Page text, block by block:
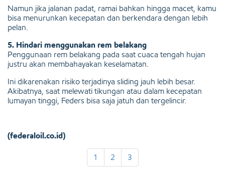
Namun jika jalanan padat, ramai bahkan hingga macet, kamu
bisa menurunkan kecepatan dan berkendara dengan lebih
pelan.
5. Hindari menggunakan rem belakang
Penggunaan rem belakang pada saat cuaca tengah hujan
justru akan membahayakan keselamatan.
Ini dikarenakan risiko terjadinya sliding jauh lebih besar.
Akibatnya, saat melewati tikungan atau dalam kecepatan
lumayan tinggi, Feders bisa saja jatuh dan tergelincir.
(federaloil.co.id)
1 2 3